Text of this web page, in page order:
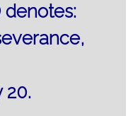
denotes:
20.